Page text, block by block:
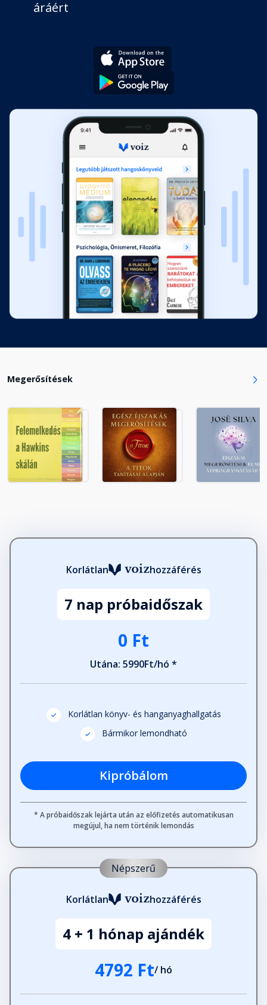
áráért
Megerősítések
Korlátlan hozzáférés
7 nap próbaidőszak
0 Ft
Utána: 5990Ft/hó *
Korlátlan könyv- és hanganyaghallgatás
Bármikor lemondható
Kipróbálom
* A próbaidőszak lejárta után az előfizetés automatikusan
megújul, ha nem történik lemondás
Népszerű
Korlátlan hozzáférés
4 + 1 hónap ajándék
4792 Ft/ hó